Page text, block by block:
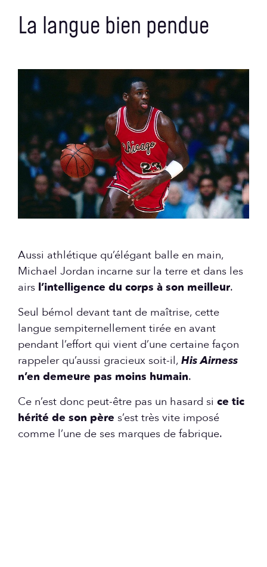
La langue bien pendue
Aussi athlétique qu’élégant balle en main,
Michael Jordan incarne sur la terre et dans les
airs l’intelligence du corps à son meilleur.
Seul bémol devant tant de maîtrise, cette
langue sempiternellement tirée en avant
pendant l’effort qui vient d’une certaine façon
rappeler qu’aussi gracieux soit-il, His Airness
n’en demeure pas moins humain.
Ce n’est donc peut-être pas un hasard si ce tic
hérité de son père s’est très vite imposé
comme l’une de ses marques de fabrique.